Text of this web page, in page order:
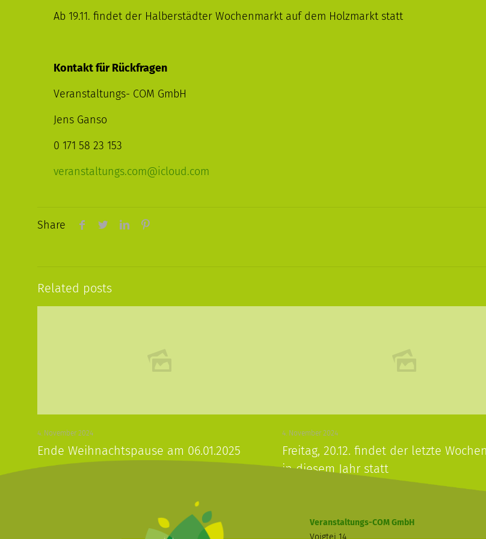
Ab 19.11. findet der Halberstädter Wochenmarkt auf dem Holzmarkt statt
Kontakt für Rückfragen
Veranstaltungs- COM GmbH
Jens Ganso
0 171 58 23 153
veranstaltungs.com@icloud.com
Share
Related posts
4. November 2024
Ende Weihnachtspause am 06.01.2025
4. November 2024
Freitag, 20.12. findet der letzte
in diesem Jahr statt
Veranstaltungs-COM GmbH
Voigtei 14